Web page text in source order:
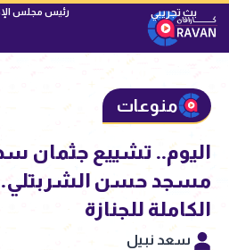
رئيس مجلس
منوعات
اليوم.. تشييع جثمان
مسجد حسن الشربتلي..
الكاملة للجنازة
سعد نبيل